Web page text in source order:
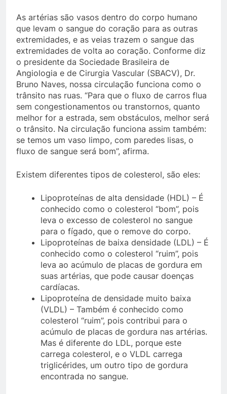
As artérias são vasos dentro do corpo humano
que levam o sangue do coração para as outras
extremidades, e as veias trazem o sangue das
extremidades de volta ao coração. Conforme diz
o presidente da Sociedade Brasileira de
Angiologia e de Cirurgia Vascular (SBACV), Dr.
Bruno Naves, nossa circulação funciona como o
trânsito nas ruas. “Para que o fluxo de carros flua
sem congestionamentos ou transtornos, quanto
melhor for a estrada, sem obstáculos, melhor será
o trânsito. Na circulação funciona assim também:
se temos um vaso limpo, com paredes lisas, o
fluxo de sangue será bom”, afirma.
Existem diferentes tipos de colesterol, são eles:
Lipoproteínas de alta densidade (HDL) – É
conhecido como o colesterol “bom”, pois
leva o excesso de colesterol no sangue
para o fígado, que o remove do corpo.
Lipoproteínas de baixa densidade (LDL) – É
conhecido como o colesterol “ruim”, pois
leva ao acúmulo de placas de gordura em
suas artérias, que pode causar doenças
cardíacas.
Lipoproteína de densidade muito baixa
(VLDL) – Também é conhecido como
colesterol “ruim”, pois contribui para o
acúmulo de placas de gordura nas artérias.
Mas é diferente do LDL, porque este
carrega colesterol, e o VLDL carrega
triglicérides, um outro tipo de gordura
encontrada no sangue.